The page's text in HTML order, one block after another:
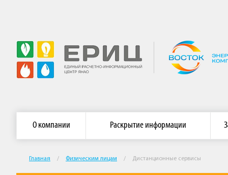
Главная страница АО «ЕРИЦ ЯНАО» Сайт АО
О компании Раскрытие информации
Главная / Физическим лицам / Дистанционные сервисы